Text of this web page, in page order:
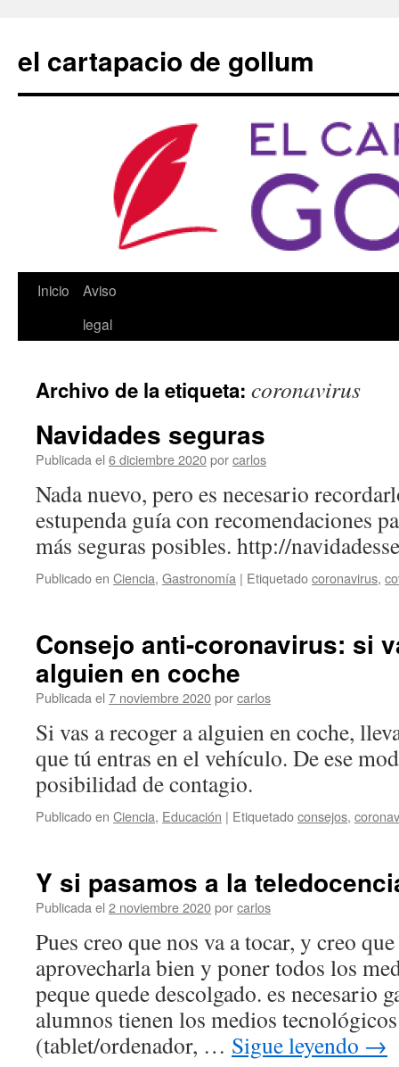
contenido
el cartapacio de gollum
Inicio
Aviso
legal
Archivo de la etiqueta: coronavirus
Navidades seguras
Publicada el 6 diciembre 2020porcarlos
Nada nuevo, pero es necesario
estupenda guía con recomendaciones
más seguras posibles. http://
Publicado en Ciencia, Gastronomía | Etiquetadocoronavirus,
Consejo anti-coronavirus: si
alguien en coche
Publicada el 7 noviembre 2020porcarlos
Si vas a recoger a alguien en coche,
que tú entras en el vehículo. De ese
posibilidad de contagio.
Publicado en Ciencia, Educación | Etiquetadoconsejos,
Y si pasamos a la
Publicada el 2 noviembre 2020porcarlos
Pues creo que nos va a tocar, y creo
aprovecharla bien y poner todos los
peque quede descolgado. es necesario
alumnos tienen los medios
(tablet/ordenador, … Sigue leyendo →